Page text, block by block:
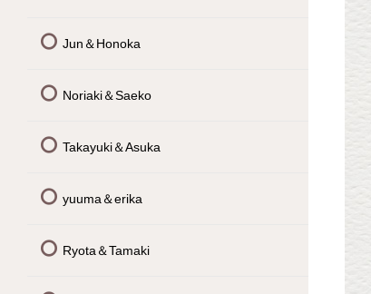
Jun＆Honoka
Noriaki＆Saeko
Takayuki＆Asuka
yuuma＆erika
Ryota＆Tamaki